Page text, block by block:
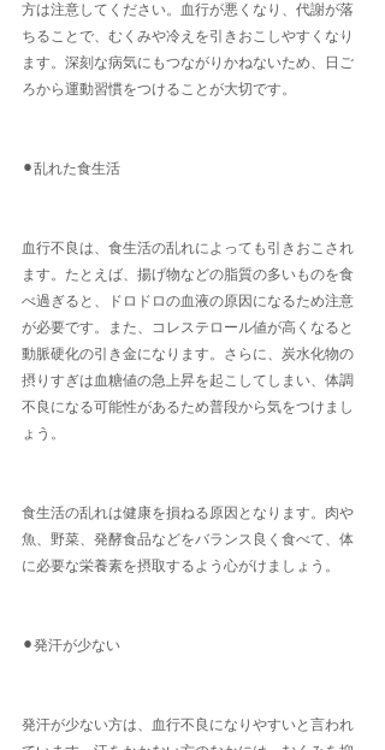
方は注意してください。血行が悪くなり、代謝が落
ちることで、むくみや冷えを引きおこしやすくなり
ます。深刻な病気にもつながりかねないため、日ご
ろから運動習慣をつけることが大切です。
⚫︎乱れた食生活
血行不良は、食生活の乱れによっても引きおこされ
ます。たとえば、揚げ物などの脂質の多いものを食
べ過ぎると、ドロドロの血液の原因になるため注意
が必要です。また、コレステロール値が高くなると
動脈硬化の引き金になります。さらに、炭水化物の
摂りすぎは血糖値の急上昇を起こしてしまい、体調
不良になる可能性があるため普段から気をつけまし
ょう。
食生活の乱れは健康を損ねる原因となります。肉や
魚、野菜、発酵食品などをバランス良く食べて、体
に必要な栄養素を摂取するよう心がけましょう。
⚫︎発汗が少ない
発汗が少ない方は、血行不良になりやすいと言われ